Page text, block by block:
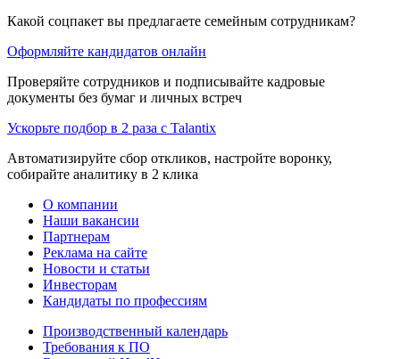
Какой соцпакет вы предлагаете семейным сотрудникам?
Оформляйте кандидатов онлайн
Проверяйте сотрудников и подписывайте кадровые
документы без бумаг и личных встреч
Ускорьте подбор в 2 раза с Talantix
Автоматизируйте сбор откликов, настройте воронку,
собирайте аналитику в 2 клика
О компании
Наши вакансии
Партнерам
Реклама на сайте
Новости и статьи
Инвесторам
Кандидаты по профессиям
Производственный календарь
Требования к ПО